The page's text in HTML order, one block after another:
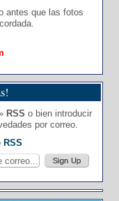
antes que las fotos
RSS o bien introducir
por correo.
RSS